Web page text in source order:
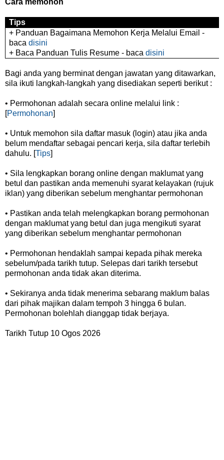
Tips
+ Panduan Bagaimana Memohon Kerja Melalui Email -
bacadisini
+ Baca Panduan Tulis Resume - bacadisini
Bagi anda yang berminat dengan jawatan yang ditawarkan,
sila ikuti langkah-langkah yang disediakan seperti berikut :
• Permohonan adalah secara online melalui link :
[Permohonan]
• Untuk memohon sila daftar masuk (login) atau jika anda
belum mendaftar sebagai pencari kerja, sila daftar terlebih
dahulu. [Tips]
• Sila lengkapkan borang online dengan maklumat yang
betul dan pastikan anda memenuhi syarat kelayakan (rujuk
iklan) yang diberikan sebelum menghantar permohonan
• Pastikan anda telah melengkapkan borang permohonan
dengan maklumat yang betul dan juga mengikuti syarat
yang diberikan sebelum menghantar permohonan
• Permohonan hendaklah sampai kepada pihak mereka
sebelum/pada tarikh tutup. Selepas dari tarikh tersebut
permohonan anda tidak akan diterima.
• Sekiranya anda tidak menerima sebarang maklum balas
dari pihak majikan dalam tempoh 3 hingga 6 bulan.
Permohonan bolehlah dianggap tidak berjaya.
Tarikh Tutup 10 Ogos 2026